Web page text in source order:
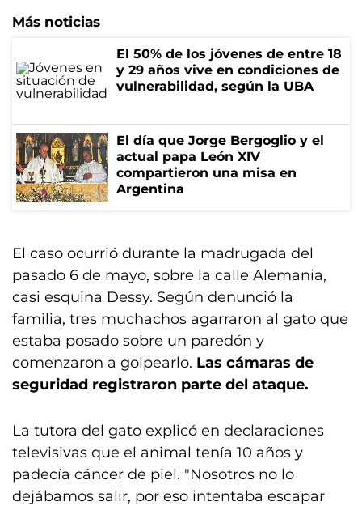
Más noticias
El 50% de los jóvenes de entre 18
y 29 años vive en condiciones de
vulnerabilidad, según la UBA
El día que Jorge Bergoglio y el
actual papa León XIV
compartieron una misa en
Argentina
El caso ocurrió durante la madrugada del
pasado 6 de mayo, sobre la calle Alemania,
casi esquina Dessy. Según denunció la
familia, tres muchachos agarraron al gato que
estaba posado sobre un paredón y
comenzaron a golpearlo. Las cámaras de
seguridad registraron parte del ataque.
La tutora del gato explicó en declaraciones
televisivas que el animal tenía 10 años y
padecía cáncer de piel. "Nosotros no lo
dejábamos salir, por eso intentaba escapar